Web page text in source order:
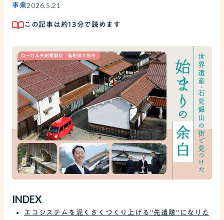
事業2026.5.21
この記事は約13 分で読めます
INDEX
エコシステムを泥くさくつくり上げる"先遣隊"になりた